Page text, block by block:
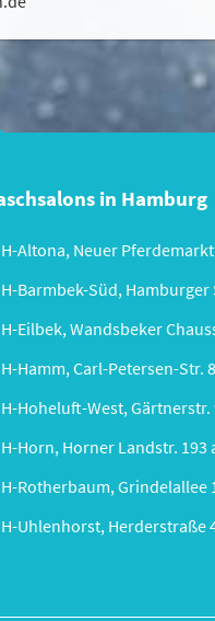
in Hamburg
Altona, Neuer
Barmbek-Süd, Hamburger
Eilbek, Wandsbeker
Hamm, Carl-Petersen-Str.
Hoheluft-West,
Horn, Horner Landstr. 193
Rotherbaum, Grindelallee
Uhlenhorst, Herderstraße